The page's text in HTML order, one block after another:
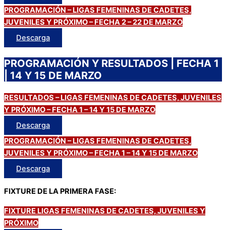
PROGRAMACIÓN – LIGAS FEMENINAS DE CADETES,
JUVENILES Y PRÓXIMO – FECHA 2 – 22 DE MARZO
Descarga
PROGRAMACIÓN Y RESULTADOS | FECHA 1
| 14 Y 15 DE MARZO
RESULTADOS – LIGAS FEMENINAS DE CADETES, JUVENILES
Y PRÓXIMO – FECHA 1 – 14 Y 15 DE MARZO
Descarga
PROGRAMACIÓN – LIGAS FEMENINAS DE CADETES,
JUVENILES Y PRÓXIMO – FECHA 1 – 14 Y 15 DE MARZO
Descarga
FIXTURE DE LA PRIMERA FASE:
FIXTURE LIGAS FEMENINAS DE CADETES, JUVENILES Y
PRÓXIMO